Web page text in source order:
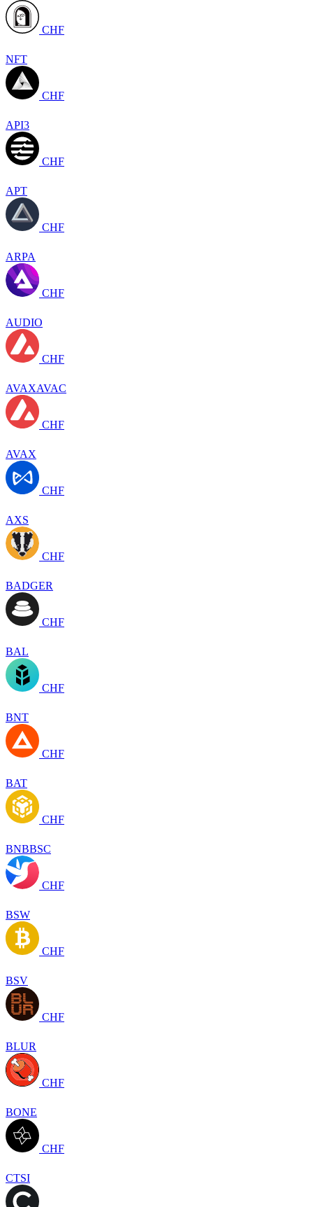
CHF
NFT
CHF
API3
CHF
APT
CHF
ARPA
CHF
AUDIO
CHF
AVAXAVAC
CHF
AVAX
CHF
AXS
CHF
BADGER
CHF
BAL
CHF
BNT
CHF
BAT
CHF
BNBBSC
CHF
BSW
CHF
BSV
CHF
BLUR
CHF
BONE
CHF
CTSI